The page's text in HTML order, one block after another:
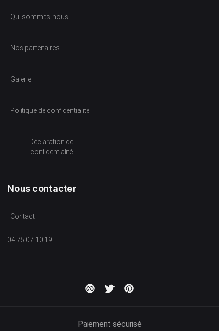
Qui sommes-nous
Nos partenaires
Galerie
Politique de confidentialité
Déclaration de
confidentialité
Nous contacter
Contact
04 75 07 10 19
Paiement sécurisé